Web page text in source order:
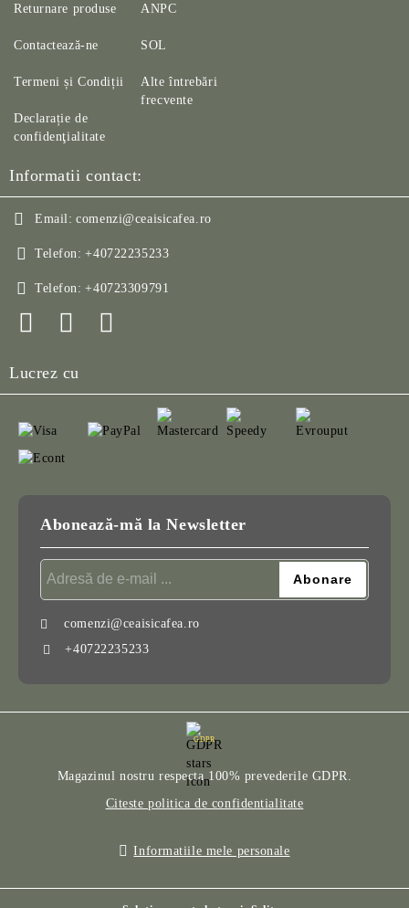
Returnare produse
Contactează-ne
Termeni și Condiții
Declarație de
confidenţialitate
ANPC
SOL
Alte întrebări
frecvente
Informatii contact:
Email: comenzi@ceaisicafea.ro
Telefon: +40722235233
Telefon: +40723309791
Lucrez cu
Abonează-mă la Newsletter
comenzi@ceaisicafea.ro
+40722235233
GDPR
Magazinul nostru respecta 100% prevederile GDPR.
Citeste politica de confidentialitate
Informatiile mele personale